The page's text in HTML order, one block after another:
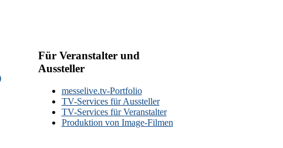
Für Veranstalter und
Aussteller
messelive.tv-Portfolio
TV-Services für Aussteller
TV-Services für Veranstalter
Produktion von Image-Filmen